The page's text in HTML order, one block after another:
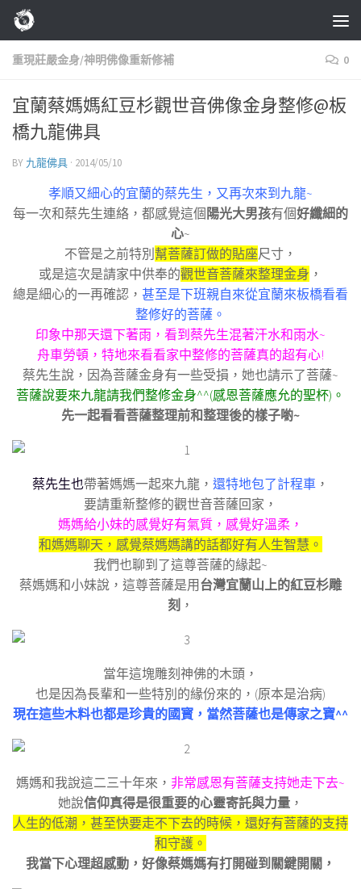
Skip to content
重現莊嚴金身/神明佛像重新修補 0
宜蘭蔡媽媽紅豆杉觀世音佛像金身整修@板
橋九龍佛具
BY 九龍佛具 · 2014/05/10
孝順又細心的宜蘭的蔡先生，又再次來到九龍~
每一次和蔡先生連絡，都感覺這個 陽光大男孩有個好纖細的
心~
不管是之前特別 幫菩薩訂做的貼座尺寸，
或是這次是請家中供奉的觀世音菩薩來整理金身 ，
總是細心的一再確認， 甚至是下班親自來從宜蘭來板橋看看
整修好的菩薩。
印象中那天還下著雨，看到蔡先生混著汗水和雨水~
舟車勞頓，特地來看看家中整修的菩薩真的超有心!
蔡先生說，因為菩薩金身有一些受損，她也請示了菩薩~
菩薩說要來九龍請我們整修金身^^(感恩菩薩應允的聖杯)。
先一起看看菩薩整理前和整理後的樣子喲~
蔡先生也帶著媽媽一起來九龍， 還特地包了計程車 ，
要請重新整修的觀世音菩薩回家，
媽媽給小妹的感覺好有氣質，感覺好溫柔，
和媽媽聊天，感覺蔡媽媽講的話都好有人生智慧。
我們也聊到了這尊菩薩的緣起~
蔡媽媽和小妹說，這尊菩薩是用 台灣宜蘭山上的紅豆杉雕
刻 ，
當年這塊雕刻神佛的木頭，
也是因為長輩和一些特別的緣份來的，(原本是治病)
現在這些木料也都是珍貴的國寳，當然菩薩也是傳家之寶^^
媽媽和我說這二三十年來， 非常感恩有菩薩支持她走下去~
她說信仰真得是很重要的心靈寄託與力量 ，
人生的低潮，甚至快要走不下去的時候，還好有菩薩的支持
和守護。
我當下心理超感動，好像蔡媽媽有打開碰到關鍵開關，